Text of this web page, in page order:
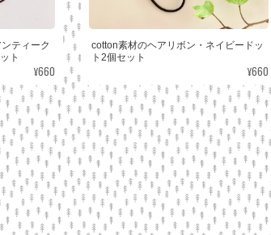
ティーク
ト
¥660
cotton素材のヘアリボン・ネイビードッ
ト2個セット
¥660